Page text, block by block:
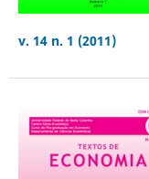
v. 14 n. 1 (2011)